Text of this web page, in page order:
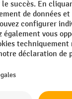
6 Variantes
Cadre extractible
Très stables